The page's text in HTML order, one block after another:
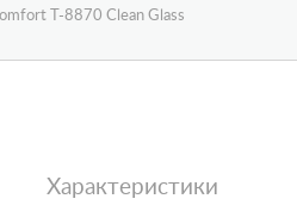
T-8870 Clean Glass
Характеристики